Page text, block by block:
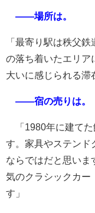
――場所は。
「最寄り駅は秩父
の落ち着いたエリア
大いに感じられる滞
――宿の売りは。
「1980年に建てた
す。家具やステンド
ならではだと思いま
気のクラシックカー
す」